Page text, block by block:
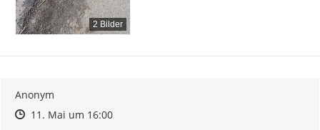
2 Bilder
Anonym
Zeitpunkt des Erstellens
Zeitpunkt des Erstellens
11. Mai um 16:00Zur Äußerung